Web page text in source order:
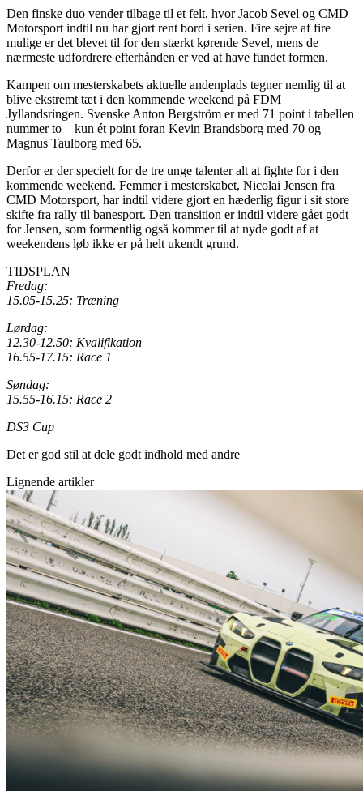
Den finske duo vender tilbage til et felt, hvor Jacob Sevel og CMD
Motorsport indtil nu har gjort rent bord i serien. Fire sejre af fire
mulige er det blevet til for den stærkt kørende Sevel, mens de
nærmeste udfordrere efterhånden er ved at have fundet formen.
Kampen om mesterskabets aktuelle andenplads tegner nemlig til at
blive ekstremt tæt i den kommende weekend på FDM
Jyllandsringen. Svenske Anton Bergström er med 71 point i tabellen
nummer to – kun ét point foran Kevin Brandsborg med 70 og
Magnus Taulborg med 65.
Derfor er der specielt for de tre unge talenter alt at fighte for i den
kommende weekend. Femmer i mesterskabet, Nicolai Jensen fra
CMD Motorsport, har indtil videre gjort en hæderlig figur i sit store
skifte fra rally til banesport. Den transition er indtil videre gået godt
for Jensen, som formentlig også kommer til at nyde godt af at
weekendens løb ikke er på helt ukendt grund.
TIDSPLAN
Fredag:
15.05-15.25: Træning
Lørdag:
12.30-12.50: Kvalifikation
16.55-17.15: Race 1
Søndag:
15.55-16.15: Race 2
DS3 Cup
Det er god stil at dele godt indhold med andre
Lignende artikler